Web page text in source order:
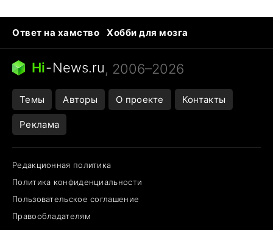
Ответ на хамство
Хобби для мозга
Бензин 100 vs 95
Тунцы в океанариуме
Следующая пандемия
Hi-News.ru, 2006–2026
Темы Авторы О проекте Контакты
Реклама
Редакционная политика
Политика конфиденциальности
Пользовательское соглашение
Правообладателям